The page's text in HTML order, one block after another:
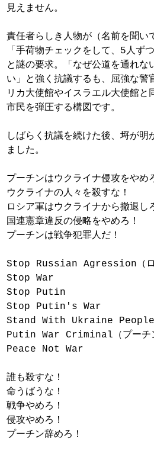
見えません。
責任者らしき人物が（名前を聞い
「手荷物チェックをして、5人ず
と謎の要求。「なぜ公道を通れ
い」と強く抗議するも、屈強な
リカ大使館やイスラエル大使館
市民を弾圧する構図です。
しばらく抗議を続けた後、埒が
ました。
プーチンはウクライナ侵攻をやめ
ウクライナの人々を殺すな！
ロシア軍はウクライナから撤退し
国連憲章違反の侵略をやめろ！
プーチンは戦争犯罪人だ！
Stop Russian Agression（ロ
Stop War
Stop Putin
Stop Putin's War
Stand With Ukraine People（
Putin War Criminal（プーチ
Peace Not War
誰も殺すな！
命うばうな！
戦争やめろ！
侵攻やめろ！
プーチン辞めろ！